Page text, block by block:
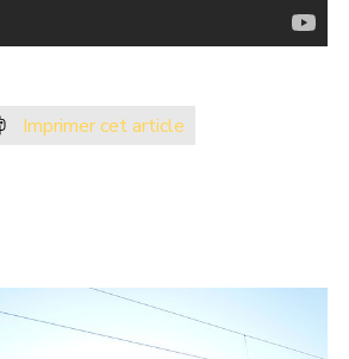
Imprimer cet article